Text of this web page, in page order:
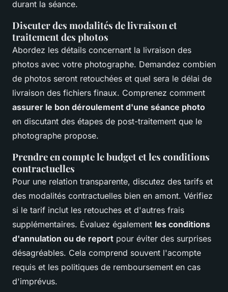
durant la séance.
Discuter des modalités de livraison et
traitement des photos
Abordez les détails concernant la livraison des
photos avec votre photographe. Demandez combien
de photos seront retouchées et quel sera le délai de
livraison des fichiers finaux. Comprenez comment
assurer le bon déroulement d'une séance photo
en discutant des étapes de post-traitement que le
photographe propose.
Prendre en compte le budget et les conditions
contractuelles
Pour une relation transparente, discutez des tarifs et
des modalités contractuelles bien en amont. Vérifiez
si le tarif inclut les retouches et d'autres frais
supplémentaires. Évaluez également les conditions
d'annulation ou de report pour éviter des surprises
désagréables. Cela comprend souvent l'acompte
requis et les politiques de remboursement en cas
d'imprévus.